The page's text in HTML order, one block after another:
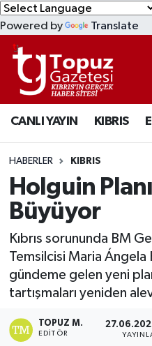
Powered by Translate
CANLI YAYIN KIBRIS
HABERLER KIBRIS
Holguin
Büyüyor
Kıbrıs sorununda BM
Temsilcisi Maria
gündeme gelen yeni
tartışmaları yeniden
TOPUZ M.
EDITÖR
KIBRIS
DÜNYA
EKONOMİ
MAGAZİN
SAĞLIK
TÜRKİYE
Lefkoşa Nöbetçi
Lefkoşa Hava
Lefkoşa Trafik
Süper Lig Puan
Tüm Manşetler
Son Dakika Haberleri